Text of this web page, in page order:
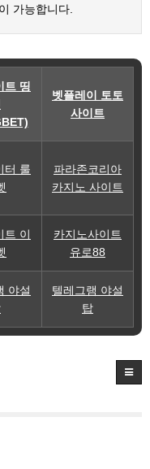
가능합니다.
트 띵
벳플레이 토토
사이트
터 룰
파라존코리아
카지노 사이트
트 이
카지노사이트
유로88
야설
텔레그램 야설
탑